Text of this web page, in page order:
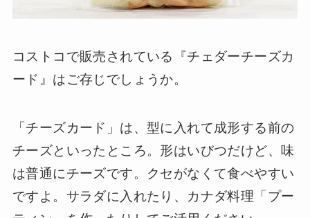
コストコで販売されている『チェダーチーズカ
ード』はご存じでしょうか。
「チーズカード」は、型に入れて成形する前の
チーズといったところ。形はいびつだけど、味
は普通にチーズです。クセがなくて食べやすい
ですよ。サラダに入れたり、カナダ料理「プー